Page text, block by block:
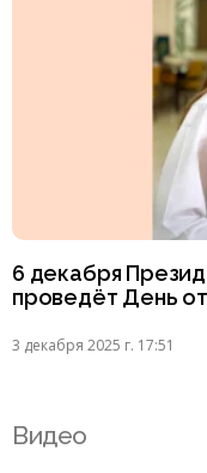
6 декабря
проведёт День
3 декабря 2025 г. 17:51
Видео